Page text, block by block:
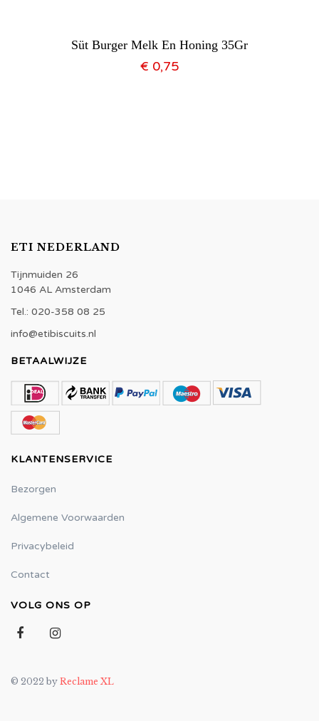
Süt Burger Melk En Honing 35Gr
€ 0,75
ETI NEDERLAND
Tijnmuiden 26
1046 AL Amsterdam
Tel.: 020-358 08 25
info@etibiscuits.nl
BETAALWIJZE
KLANTENSERVICE
Bezorgen
Algemene Voorwaarden
Privacybeleid
Contact
VOLG ONS OP
© 2022 by Reclame XL